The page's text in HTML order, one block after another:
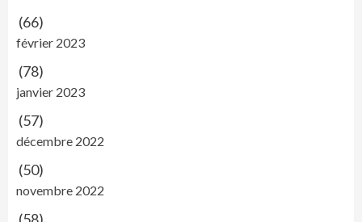
(66)
février 2023
(78)
janvier 2023
(57)
décembre 2022
(50)
novembre 2022